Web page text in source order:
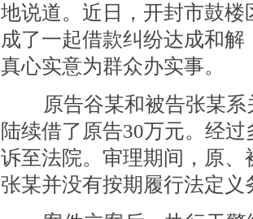
地说道。近日，开封市鼓
成了一起借款纠纷达成和
真心实意为群众办实事。
原告谷某和被告张某系
陆续借了原告30万元。经
诉至法院。审理期间，原
张某并没有按期履行法定